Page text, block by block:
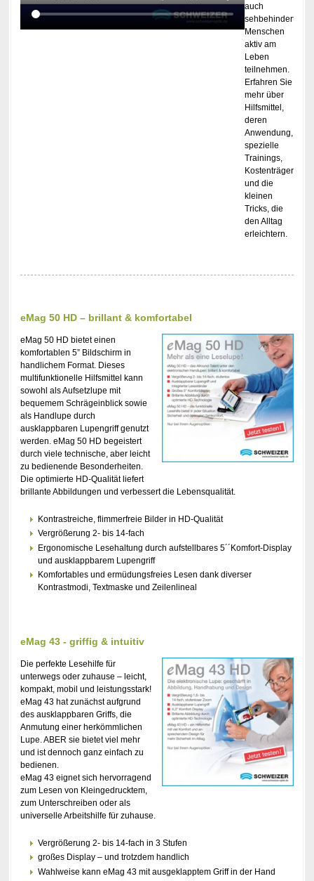
auch
sehbehinderte
Menschen
aktiv am
Leben
teilnehmen.
Erfahren Sie
mehr über
Hilfsmittel,
deren
Anwendung,
spezielle
Trainings,
Kostenträger
und die
kleinen
Tricks, die
den Alltag
erleichtern.
eMag 50 HD – brillant & komfortabel
eMag 50 HD bietet einen
komfortablen 5” Bildschirm in
handlichem Format. Dieses
multifunktionelle Hilfsmittel kann
sowohl als Aufsetzlupe mit
bequemem Schrägeinblick sowie
als Handlupe durch
ausklappbaren Lupengriff genutzt
werden. eMag 50 HD begeistert
durch viele technische, aber leicht
zu bedienende Besonderheiten.
Die optimierte HD-Qualität liefert
brillante Abbildungen und verbessert die Lebensqualität.
Kontrastreiche, flimmerfreie Bilder in HD-Qualität
Vergrößerung 2- bis 14-fach
Ergonomische Lesehaltung durch aufstellbares 5´´Komfort-Display
und ausklappbarem Lupengriff
Komfortables und ermüdungsfreies Lesen dank diverser
Kontrastmodi, Textmaske und Zeilenlineal
eMag 43 - griffig & intuitiv
Die perfekte Lesehilfe für
unterwegs oder zuhause – leicht,
kompakt, mobil und leistungsstark!
eMag 43 hat zunächst aufgrund
des ausklappbaren Griffs, die
Anmutung einer herkömmlichen
Lupe. ABER sie bietet viel mehr
und ist dennoch ganz einfach zu
bedienen.
eMag 43 eignet sich hervorragend
zum Lesen von Kleingedrucktem,
zum Unterschreiben oder als
universelle Arbeitshilfe für zuhause.
Vergrößerung 2- bis 14-fach in 3 Stufen
großes Display – und trotzdem handlich
Wahlweise kann eMag 43 mit ausgeklapptem Griff in der Hand